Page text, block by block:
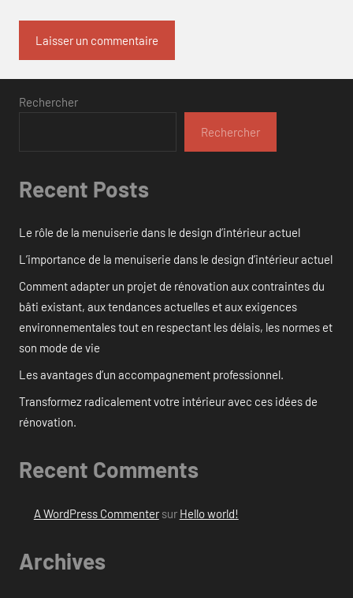
Rechercher
Rechercher
Recent Posts
Le rôle de la menuiserie dans le design d’intérieur actuel
L’importance de la menuiserie dans le design d’intérieur actuel
Comment adapter un projet de rénovation aux contraintes du
bâti existant, aux tendances actuelles et aux exigences
environnementales tout en respectant les délais, les normes et
son mode de vie
Les avantages d’un accompagnement professionnel.
Transformez radicalement votre intérieur avec ces idées de
rénovation.
Recent Comments
A WordPress Commentersur Hello world!
Archives